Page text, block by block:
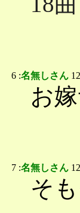
6 :名無しさん
お
7 :名無しさん
そ